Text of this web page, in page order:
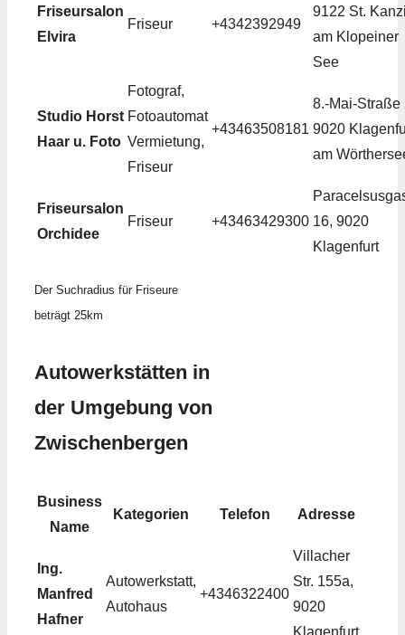
Friseursalon
Elvira
Friseur +4342392949
9122 St.
am Klopeiner
See
Studio Horst
Haar u. Foto
Fotograf,
Fotoautomat
Vermietung,
Friseur
+43463508181
8.-Mai-Straße
9020
am
Friseursalon
Orchidee
Friseur +43463429300 16, 9020
Klagenfurt
Der Suchradius für Friseure
beträgt 25km
Autowerkstätten in
der Umgebung von
Zwischenbergen
Business
Name
Kategorien Telefon Adresse
Ing.
Manfred
Hafner
Autowerkstatt,
Autohaus
+4346322400
Villacher
Str. 155a,
9020
Klagenfurt